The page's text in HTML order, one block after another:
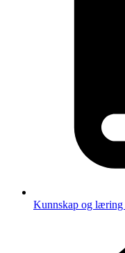
Kunnskap og læring